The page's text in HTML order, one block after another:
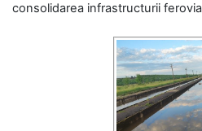
consolidarea infrastructurii